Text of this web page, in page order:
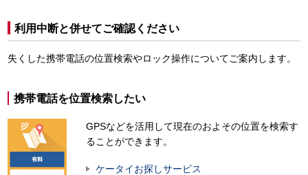
利用中断と併せてご確認ください
失くした携帯電話の位置検索やロック操作についてご案内します。
携帯電話を位置検索したい
GPSなどを活用して現在のおよその位置を検索す
ることができます。
ケータイお探しサービス